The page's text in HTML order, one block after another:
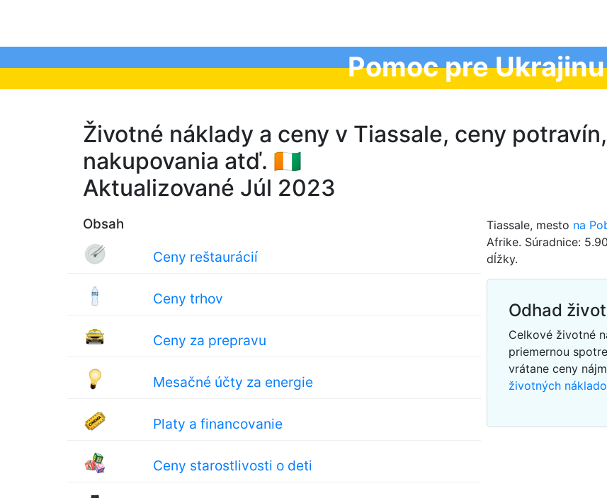
Pomoc pre Ukrajinu
Životné náklady a ceny v Tiassale, ceny
nakupovania atď. 🇨🇮
Aktualizované Júl 2023
Obsah
Ceny reštaurácií
Ceny trhov
Ceny za prepravu
Mesačné účty za energie
Platy a financovanie
Ceny starostlivosti o deti
Tiassale, mesto na
Afrike. Súradnice:
dĺžky.
Odhad
Celkové životné
priemernou
vrátane ceny
životných